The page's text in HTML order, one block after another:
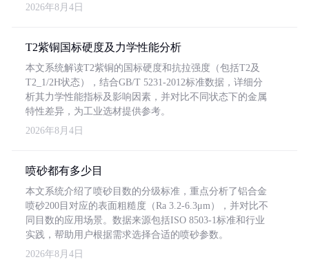
2026年8月4日
T2紫铜国标硬度及力学性能分析
本文系统解读T2紫铜的国标硬度和抗拉强度（包括T2及
T2_1/2H状态），结合GB/T 5231-2012标准数据，详细分
析其力学性能指标及影响因素，并对比不同状态下的金属
特性差异，为工业选材提供参考。
2026年8月4日
喷砂都有多少目
本文系统介绍了喷砂目数的分级标准，重点分析了铝合金
喷砂200目对应的表面粗糙度（Ra 3.2-6.3μm），并对比不
同目数的应用场景。数据来源包括ISO 8503-1标准和行业
实践，帮助用户根据需求选择合适的喷砂参数。
2026年8月4日